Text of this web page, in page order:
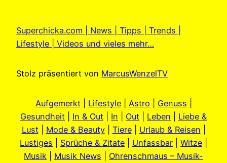
Superchicka.com | News | Tipps | Trends |
Lifestyle | Videos und vieles mehr…
Stolz präsentiert von MarcusWenzelTV
Aufgemerkt| Lifestyle| Astro Genuss
Gesundheit
In & Out In Out Leben
Liebe &
Lust| Mode & Beauty| Tiere| Urlaub & Reisen
Lustiges
Sprüche & Zitate Unfassbar Witze
Musik
Musik News
Ohrenschmaus – Musik-